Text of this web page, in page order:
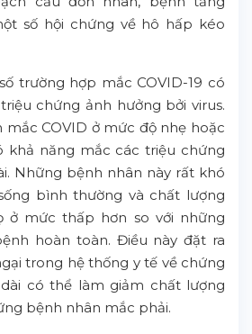
số hội chứng về hô hấp kéo
trường hợp mắc COVID-19 có
chứng ảnh hưởng bởi virus.
COVID ở mức độ nhẹ hoặc
khả năng mắc các triệu chứng
Những bệnh nhân này rất khó
bình thường và chất lượng
ở mức thấp hơn so với những
hoàn toàn. Điều này đặt ra
trong hệ thống y tế về chứng
có thể làm giảm chất lượng
bệnh nhân mắc phải.